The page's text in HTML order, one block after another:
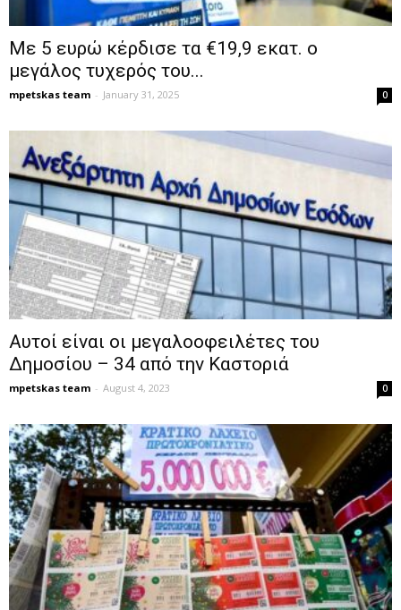
Με 5 ευρώ κέρδισε τα €19,9 εκατ. ο
μεγάλος τυχερός του...
mpetskas team - January 31, 2025 0
Αυτοί είναι οι μεγαλοοφειλέτες του
Δημοσίου – 34 από την Καστοριά
mpetskas team - August 4, 2023 0